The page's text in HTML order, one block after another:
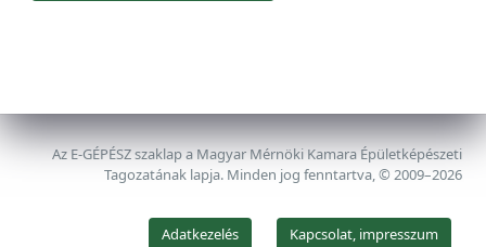
Az E-GÉPÉSZ szaklap a Magyar Mérnöki Kamara Épületképészeti
Tagozatának lapja. Minden jog fenntartva, © 2009–2026
Adatkezelés Kapcsolat, impresszum